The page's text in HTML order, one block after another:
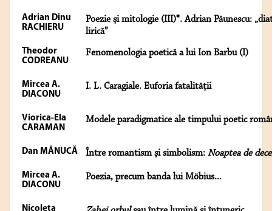
Adrian Dinu
RACHIERU
Poezie și mitologie (III)*. Adrian Păunescu:
lirică”
Theodor
CODREANU
Fenomenologia poetică a lui Ion Barbu (I)
Mircea A.
DIACONU
I. L. Caragiale. Euforia fatalităţii
Viorica-Ela
CARAMAN
Modele paradigmatice ale timpului poetic
Dan MĂNUCĂ Între romantism şi simbolism: Noaptea de
Mircea A.
DIACONU
Poezia, precum banda lui Möbius...
Nicoleta